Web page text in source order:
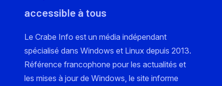
accessible à tous
Le Crabe Info est un média indépendant
spécialisé dans Windows et Linux depuis 2013.
Référence francophone pour les actualités et
les mises à jour de Windows, le site informe